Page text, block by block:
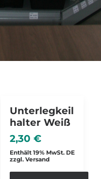
Unterlegkeil
Halter Weiß
2,30 €
Enthält 19% MwSt. DE
zzgl. Versand